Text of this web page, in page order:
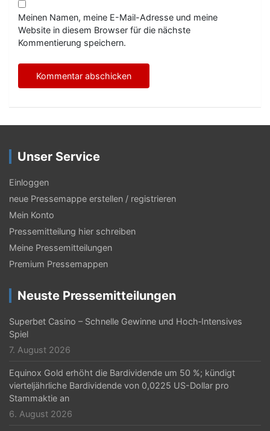
Meinen Namen, meine E-Mail-Adresse und meine
Website in diesem Browser für die nächste
Kommentierung speichern.
Unser Service
Einloggen
neue Pressemappe erstellen / registrieren
Mein Konto
Pressemitteilung hier schreiben
Meine Pressemitteilungen
Premium Pressemappen
Neuste Pressemitteilungen
Superbet Casino – Schnelle Gewinne und Hoch‑Intensives
Spiel
7. August 2026
Equinox Gold erhöht die Bardividende um 50 %; kündigt
vierteljährliche Bardividende von 0,0225 US-Dollar pro
Stammaktie an
6. August 2026